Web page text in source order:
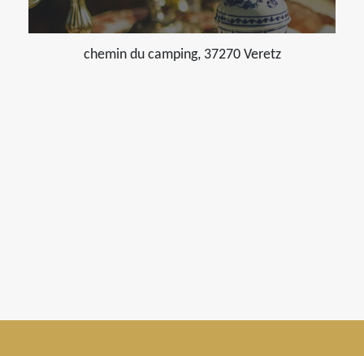
chemin du camping, 37270 Veretz